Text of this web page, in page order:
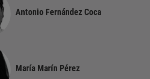
Antonio Fernández Coca
María Marín Pérez